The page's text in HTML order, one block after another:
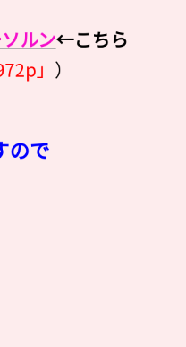
ルン←こちら
」 ）
ので